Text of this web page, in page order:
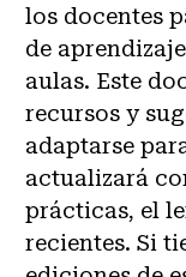
los docentes
de
aulas. Este
recursos y
adaptarse
actualizará
prácticas, el
recientes. Si